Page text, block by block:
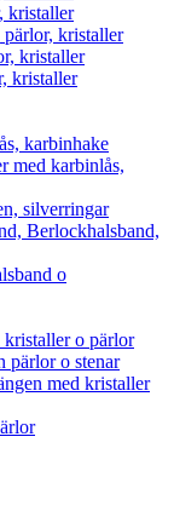
kristaller
pärlor, kristaller
kristaller
kristaller
karbinhake
med karbinlås,
silverringar
Berlockhalsband,
o
o pärlor
pärlor o stenar
med kristaller